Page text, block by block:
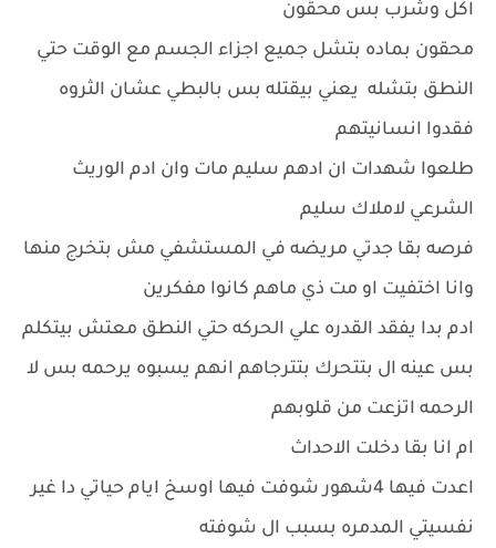
اكل وشرب بس محقون
محقون بماده بتشل جميع اجزاء الجسم مع الوقت حتي
النطق بتشله يعني بيقتله بس بالبطي عشان الثروه
فقدوا انسانيتهم
طلعوا شهدات ان ادهم سليم مات وان ادم الوريث
الشرعي لاملاك سليم
فرصه بقا جدتي مريضه في المستشفي مش بتخرج منها
وانا اختفيت او مت ذي ماهم كانوا مفكرين
ادم بدا يفقد القدره علي الحركه حتي النطق معتش بيتكلم
بس عينه ال بتتحرك بتترجاهم انهم يسبوه يرحمه بس لا
الرحمه اتزعت من قلوبهم
ام انا بقا دخلت الاحداث
اعدت فيها 4شهور شوفت فيها اوسخ ايام حياتي دا غير
نفسيتي المدمره بسبب ال شوفته